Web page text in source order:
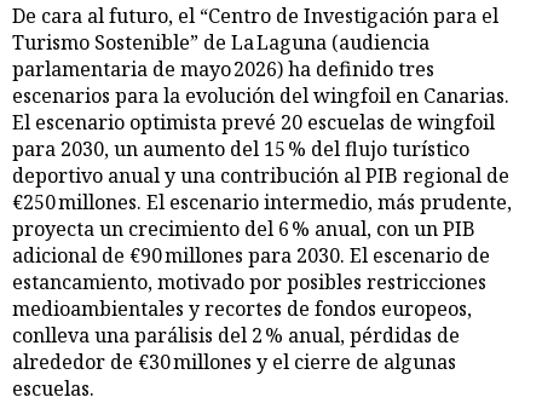
De cara al futuro, el “Centro de Investigación para el
Turismo Sostenible” de La Laguna (audiencia
parlamentaria de mayo 2026) ha definido tres
escenarios para la evolución del wingfoil en Canarias.
El escenario optimista prevé 20 escuelas de wingfoil
para 2030, un aumento del 15 % del flujo turístico
deportivo anual y una contribución al PIB regional de
€250 millones. El escenario intermedio, más prudente,
proyecta un crecimiento del 6 % anual, con un PIB
adicional de €90 millones para 2030. El escenario de
estancamiento, motivado por posibles restricciones
medioambientales y recortes de fondos europeos,
conlleva una parálisis del 2 % anual, pérdidas de
alrededor de €30 millones y el cierre de algunas
escuelas.